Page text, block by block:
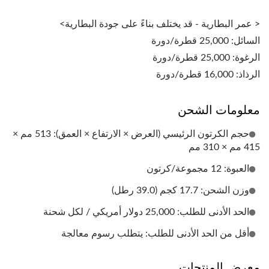
< عمر البطارية - قد يختلف بناءً على جودة البطارية>
السائل: 25,000 قطرة/دورة
الرغوة: 25,000 قطرة/دورة
الرذاذ: 16,000 قطرة/دورة
معلومات الشحن
حجم الكرتون الرئيسي (العرض × الارتفاع × العمق): 513 مم ×
415 مم × 310 مم
العبوة: 12 مجموعة/كرتون
وزن الشحن: 17.7 كجم (39.0 رطل)
الحد الأدنى للطلب: 25,000 دولار أمريكي / لكل شحنة
أقل من الحد الأدنى للطلب: يتطلب رسوم معالجة